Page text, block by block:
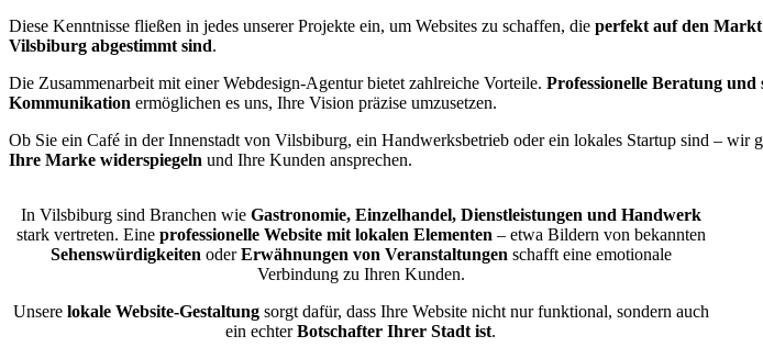
Diese Kenntnisse fließen in jedes unserer Projekte ein, um Websites zu schaffen, die perfekt auf den Markt
Vilsbiburg abgestimmt sind.
Die Zusammenarbeit mit einer Webdesign-Agentur bietet zahlreiche Vorteile. Professionelle Beratung und
Kommunikation ermöglichen es uns, Ihre Vision präzise umzusetzen.
Ob Sie ein Café in der Innenstadt von Vilsbiburg, ein Handwerksbetrieb oder ein lokales Startup sind – wir
Ihre Marke widerspiegeln und Ihre Kunden ansprechen.
In Vilsbiburg sind Branchen wie Gastronomie, Einzelhandel, Dienstleistungen und Handwerk
stark vertreten. Eine professionelle Website mit lokalen Elementen – etwa Bildern von bekannten
Sehenswürdigkeiten oderErwähnungen von Veranstaltungen schafft eine emotionale
Verbindung zu Ihren Kunden.
Unsere lokale Website-Gestaltungsorgt dafür, dass Ihre Website nicht nur funktional, sondern auch
ein echterBotschafter Ihrer Stadt ist.